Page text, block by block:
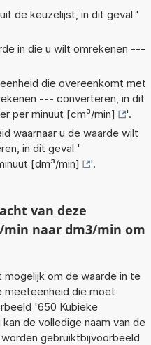
de keuzelijst, in dit geval '
in die u wilt omrekenen ---
die overeenkomt met
--- converteren, in dit
per minuut [cm³/min]
'.
waarnaar u de waarde wilt
in dit geval '
[dm³/min]
'.
van deze
naar dm3/min om
om de waarde in te
meeteenheid die moet
'650 Kubieke
de volledige naam van de
gebruiktbijvoorbeeld